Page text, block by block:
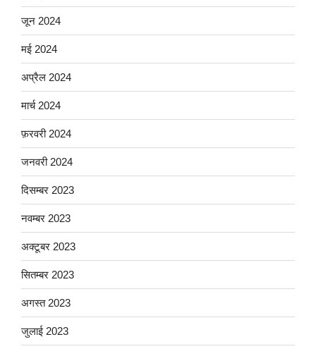
जून 2024
मई 2024
अप्रैल 2024
मार्च 2024
फ़रवरी 2024
जनवरी 2024
दिसम्बर 2023
नवम्बर 2023
अक्टूबर 2023
सितम्बर 2023
अगस्त 2023
जुलाई 2023